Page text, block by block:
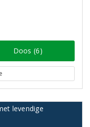
Doos (6)
levendige